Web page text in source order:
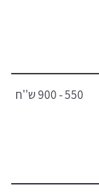
550 - 900 ש''ח